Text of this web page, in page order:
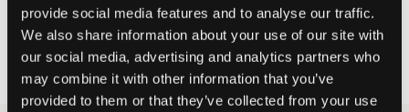
provide social media features and to analyse our traffic.
We also share information about your use of our site with
our social media, advertising and analytics partners who
may combine it with other information that you’ve
provided to them or that they’ve collected from your use
Livraison gratuite à partir de 69 €
Garantie de remboursement pendant 60 jours
Livraisons rapides